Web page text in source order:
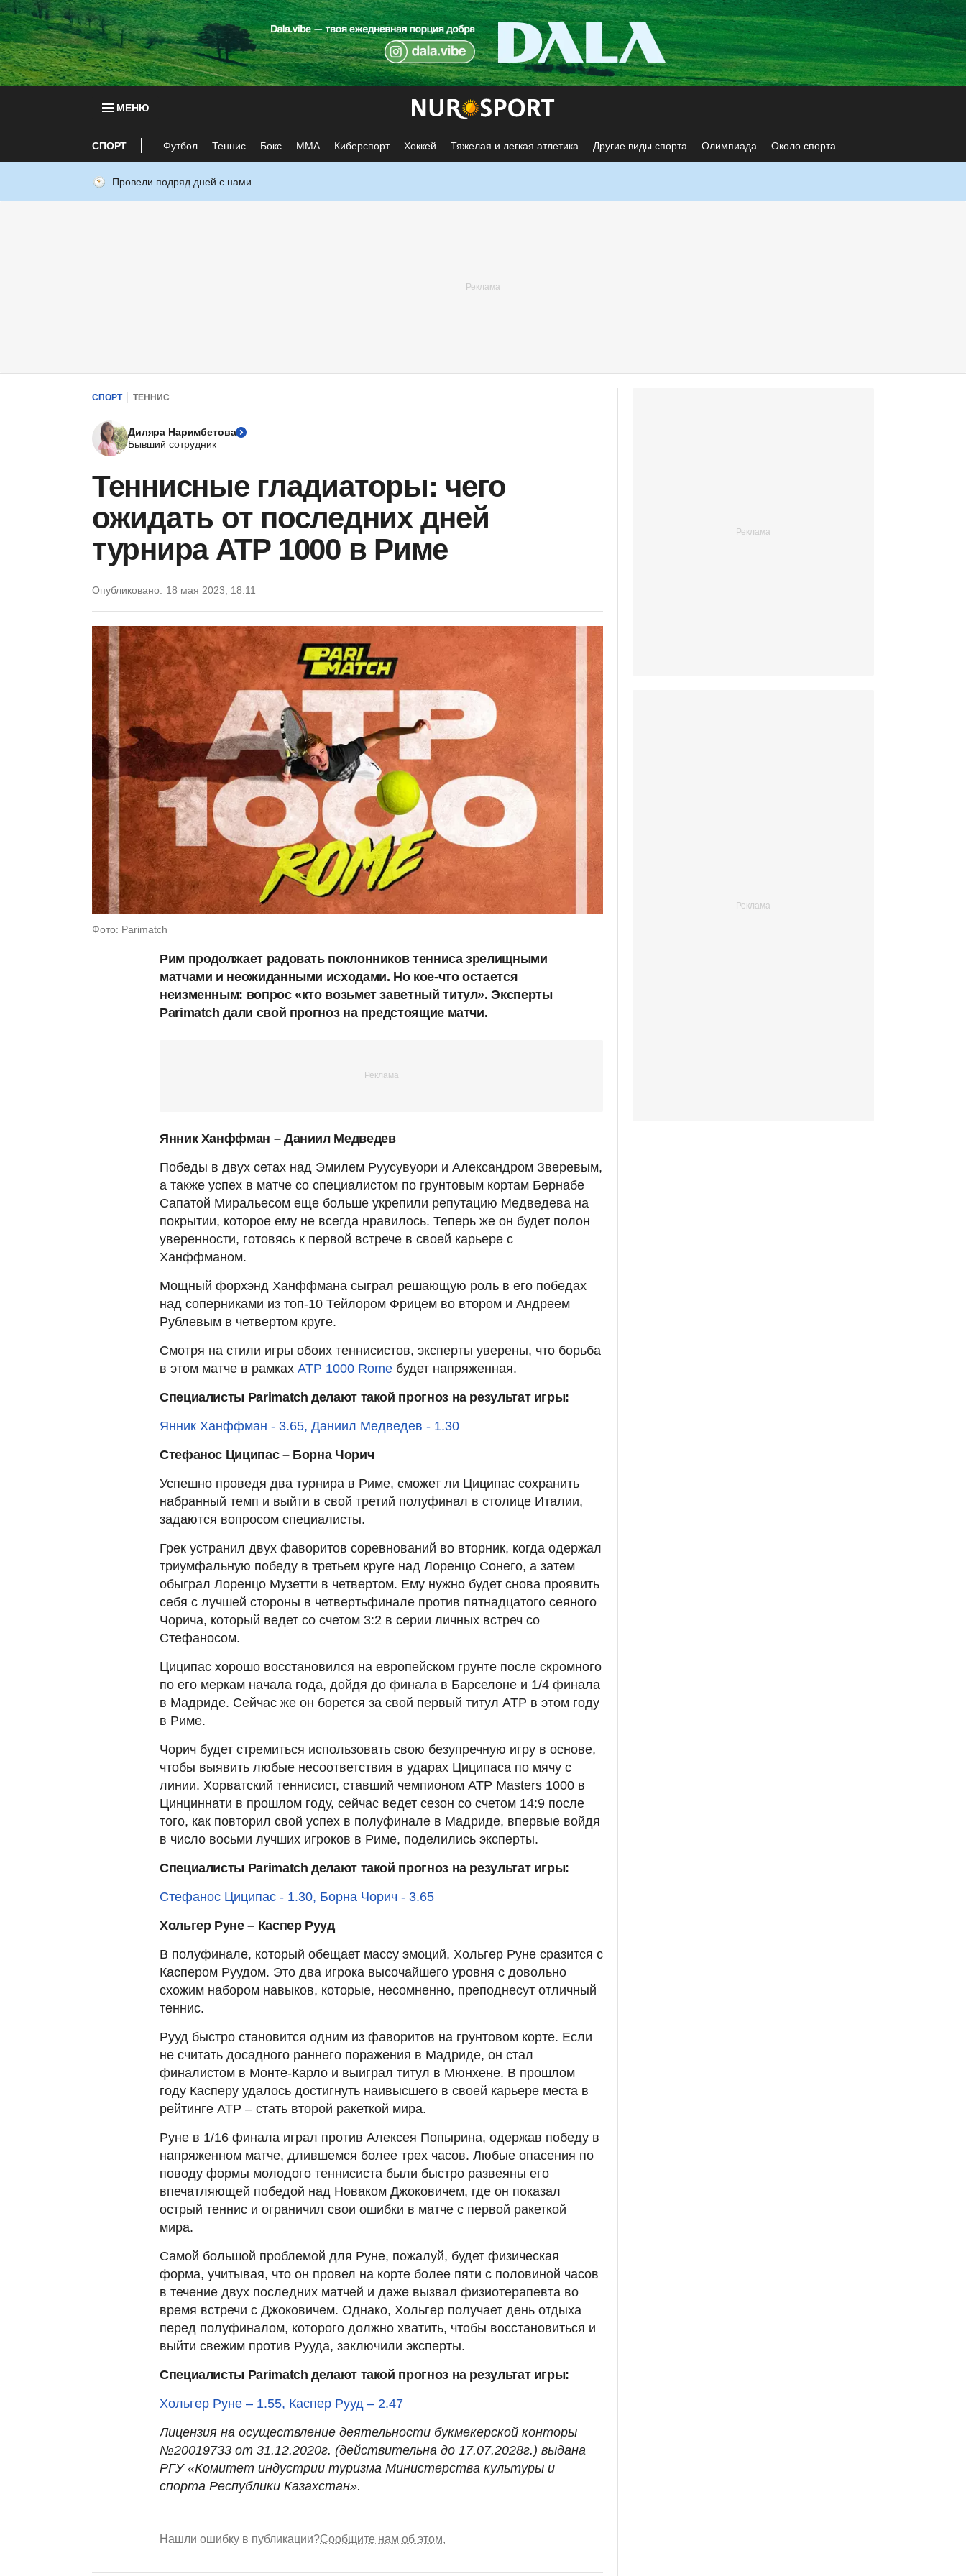
МЕНЮ
СПОРТ Футбол Теннис Бокс ММА Киберспорт Хоккей Тяжелая и легкая атлетика Другие виды спорта Олимпиада Около спорта
Провели подряд дней с нами
СПОРТ ТЕННИС
Диляра Наримбетова
Бывший сотрудник
Теннисные гладиаторы: чего
ожидать от последних дней
турнира ATP 1000 в Риме
Опубликовано: 18 мая 2023, 18:11
Фото: Parimatch
Рим продолжает радовать поклонников тенниса зрелищными
матчами и неожиданными исходами. Но кое-что остается
неизменным: вопрос «кто возьмет заветный титул». Эксперты
Parimatch дали свой прогноз на предстоящие матчи.
Янник Ханффман – Даниил Медведев
Победы в двух сетах над Эмилем Руусувуори и Александром Зверевым,
а также успех в матче со специалистом по грунтовым кортам Бернабе
Сапатой Миральесом еще больше укрепили репутацию Медведева на
покрытии, которое ему не всегда нравилось. Теперь же он будет полон
уверенности, готовясь к первой встрече в своей карьере с
Ханффманом.
Мощный форхэнд Ханффмана сыграл решающую роль в его победах
над соперниками из топ-10 Тейлором Фрицем во втором и Андреем
Рублевым в четвертом круге.
Смотря на стили игры обоих теннисистов, эксперты уверены, что борьба
в этом матче в рамках ATP 1000 Rome будет напряженная.
Специалисты Parimatch делают такой прогноз на результат игры:
Янник Ханффман - 3.65, Даниил Медведев - 1.30
Стефанос Циципас – Борна Чорич
Успешно проведя два турнира в Риме, сможет ли Циципас сохранить
набранный темп и выйти в свой третий полуфинал в столице Италии,
задаются вопросом специалисты.
Грек устранил двух фаворитов соревнований во вторник, когда одержал
триумфальную победу в третьем круге над Лоренцо Сонего, а затем
обыграл Лоренцо Музетти в четвертом. Ему нужно будет снова проявить
себя с лучшей стороны в четвертьфинале против пятнадцатого сеяного
Чорича, который ведет со счетом 3:2 в серии личных встреч со
Стефаносом.
Циципас хорошо восстановился на европейском грунте после скромного
по его меркам начала года, дойдя до финала в Барселоне и 1/4 финала
в Мадриде. Сейчас же он борется за свой первый титул ATP в этом году
в Риме.
Чорич будет стремиться использовать свою безупречную игру в основе,
чтобы выявить любые несоответствия в ударах Циципаса по мячу с
линии. Хорватский теннисист, ставший чемпионом ATP Masters 1000 в
Цинциннати в прошлом году, сейчас ведет сезон со счетом 14:9 после
того, как повторил свой успех в полуфинале в Мадриде, впервые войдя
в число восьми лучших игроков в Риме, поделились эксперты.
Специалисты Parimatch делают такой прогноз на результат игры:
Стефанос Циципас - 1.30, Борна Чорич - 3.65
Хольгер Руне – Каспер Рууд
В полуфинале, который обещает массу эмоций, Хольгер Руне сразится с
Каспером Руудом. Это два игрока высочайшего уровня с довольно
схожим набором навыков, которые, несомненно, преподнесут отличный
теннис.
Рууд быстро становится одним из фаворитов на грунтовом корте. Если
не считать досадного раннего поражения в Мадриде, он стал
финалистом в Монте-Карло и выиграл титул в Мюнхене. В прошлом
году Касперу удалось достигнуть наивысшего в своей карьере места в
рейтинге ATP – стать второй ракеткой мира.
Руне в 1/16 финала играл против Алексея Попырина, одержав победу в
напряженном матче, длившемся более трех часов. Любые опасения по
поводу формы молодого теннисиста были быстро развеяны его
впечатляющей победой над Новаком Джоковичем, где он показал
острый теннис и ограничил свои ошибки в матче с первой ракеткой
мира.
Самой большой проблемой для Руне, пожалуй, будет физическая
форма, учитывая, что он провел на корте более пяти с половиной часов
в течение двух последних матчей и даже вызвал физиотерапевта во
время встречи с Джоковичем. Однако, Хольгер получает день отдыха
перед полуфиналом, которого должно хватить, чтобы восстановиться и
выйти свежим против Рууда, заключили эксперты.
Специалисты Parimatch делают такой прогноз на результат игры:
Хольгер Руне – 1.55, Каспер Рууд – 2.47
Лицензия на осуществление деятельности букмекерской конторы
№20019733 от 31.12.2020г. (действительна до 17.07.2028г.) выдана
РГУ «Комитет индустрии туризма Министерства культуры и
спорта Республики Казахстан».
Нашли ошибку в публикации?Сообщите нам об этом.